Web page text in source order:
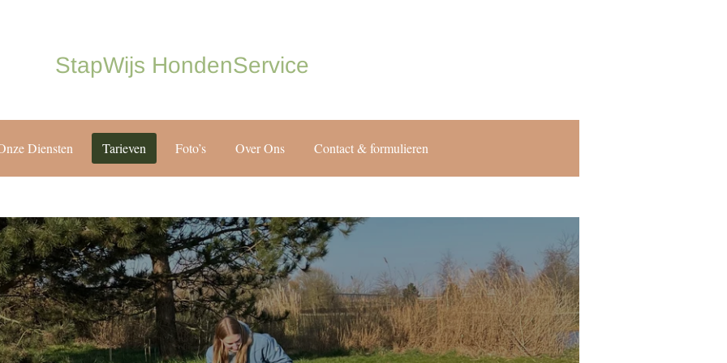
StapWijs HondenService
Diensten Tarieven Foto’s Over Ons Contact & formulieren